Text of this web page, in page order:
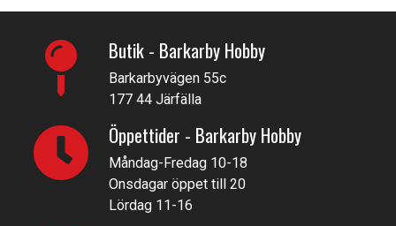
Butik - Barkarby Hobby
Barkarbyvägen 55c
177 44 Järfälla
Öppettider - Barkarby Hobby
Måndag-Fredag 10-18
Onsdagar öppet till 20
Lördag 11-16